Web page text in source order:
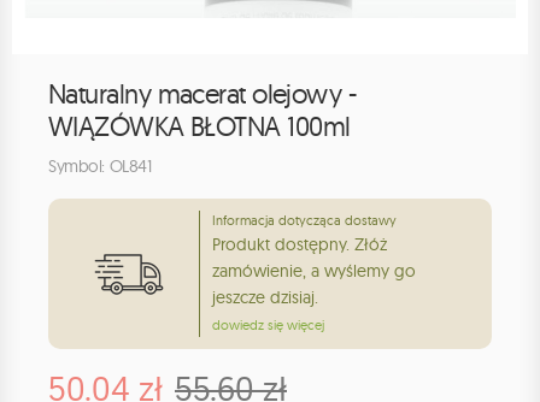
Naturalny macerat olejowy -
WIĄZÓWKA BŁOTNA 100ml
Symbol: OL841
Informacja dotycząca dostawy
Produkt dostępny. Złóż
zamówienie, a wyślemy go
jeszcze dzisiaj.
dowiedz się więcej
50.04 zł 55.60 zł